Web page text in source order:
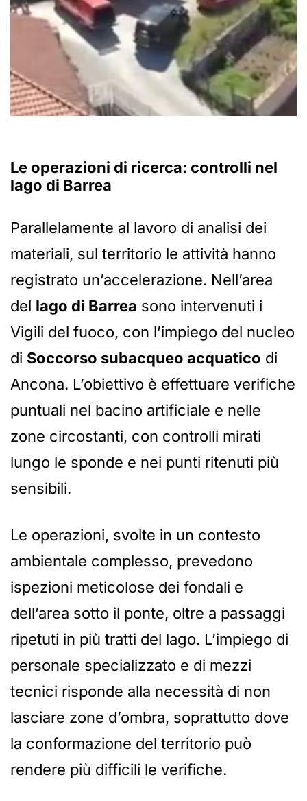
Le operazioni di ricerca: controlli nel
lago di Barrea
Parallelamente al lavoro di analisi dei
materiali, sul territorio le attività hanno
registrato un’accelerazione. Nell’area
del lago di Barrea sono intervenuti i
Vigili del fuoco, con l’impiego del nucleo
di Soccorso subacqueo acquatico di
Ancona. L’obiettivo è effettuare verifiche
puntuali nel bacino artificiale e nelle
zone circostanti, con controlli mirati
lungo le sponde e nei punti ritenuti più
sensibili.
Le operazioni, svolte in un contesto
ambientale complesso, prevedono
ispezioni meticolose dei fondali e
dell’area sotto il ponte, oltre a passaggi
ripetuti in più tratti del lago. L’impiego di
personale specializzato e di mezzi
tecnici risponde alla necessità di non
lasciare zone d’ombra, soprattutto dove
la conformazione del territorio può
rendere più difficili le verifiche.